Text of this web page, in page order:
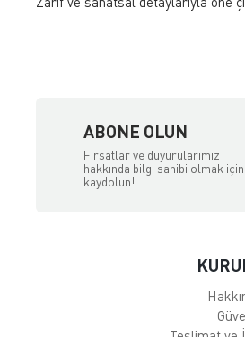
ABONE OLUN
Fırsatlar ve duyurularımız
hakkında bilgi sahibi olmak için
kaydolun!